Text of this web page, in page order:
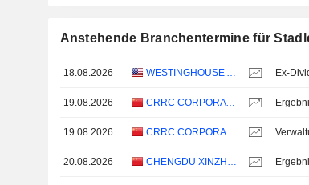
Anstehende Branchentermine für
18.08.2026 WESTINGHOUSE AIR BRAKE TECHNOLOGIES CORPORATION Ex-
19.08.2026 CRRC CORPORATION LIMITED
19.08.2026 CRRC CORPORATION LIMITED
20.08.2026 CHENGDU XINZHU ROAD & BRIDGE MACHINERY CO., LTD.